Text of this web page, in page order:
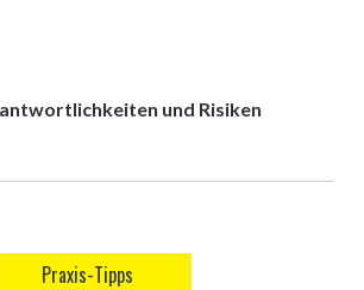
und Risiken
Praxis-Tipps